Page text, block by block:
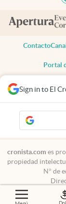
Sign in to El
Contacto
Portal
cronista.com es
propiedad
N° de